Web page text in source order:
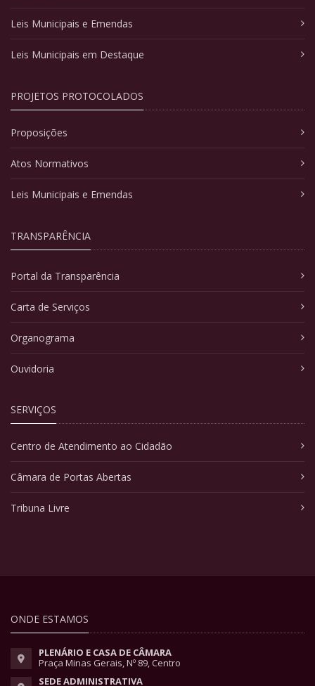
Leis Municipais e Emendas
Leis Municipais em Destaque
PROJETOS PROTOCOLADOS
Proposições
Atos Normativos
Leis Municipais e Emendas
TRANSPARÊNCIA
Portal da Transparência
Carta de Serviços
Organograma
Ouvidoria
SERVIÇOS
Centro de Atendimento ao Cidadão
Câmara de Portas Abertas
Tribuna Livre
ONDE ESTAMOS
PLENÁRIO E CASA DE CÂMARA
Praça Minas Gerais, Nº 89, Centro
SEDE ADMINISTRATIVA